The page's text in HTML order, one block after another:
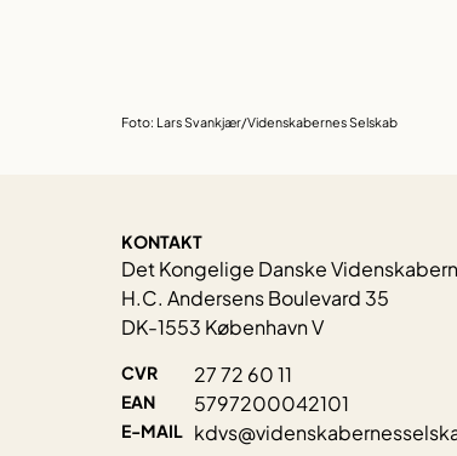
Foto: Lars Svankjær/Videnskabernes Selskab
KONTAKT
Det Kongelige Danske
H.C. Andersens Boulevard 35
DK-1553 København V
CVR 27 72 60 11
EAN 5797200042101
E-MAIL